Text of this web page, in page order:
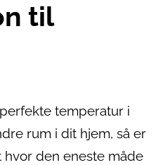
til
temperatur i
rum i dit hjem, så er
den eneste måde